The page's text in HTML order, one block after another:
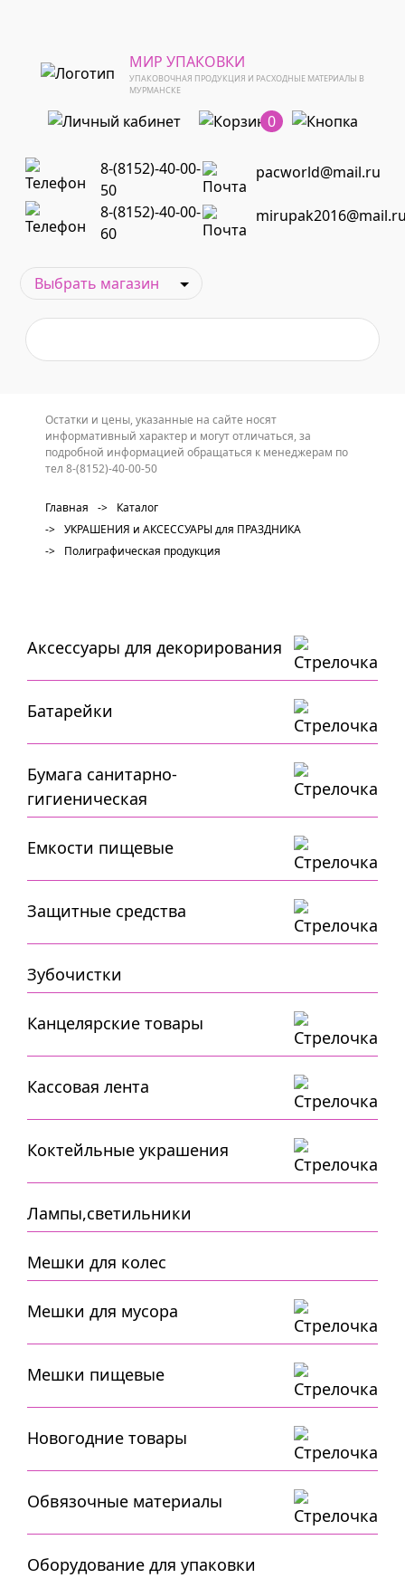
МИР УПАКОВКИ
УПАКОВОЧНАЯ ПРОДУКЦИЯ И РАСХОДНЫЕ МАТЕРИАЛЫ В
МУРМАНСКЕ
0
8-(8152)-40-00-
50
pacworld@mail.ru
8-(8152)-40-00-
60
Остатки и цены, указанные на сайте носят
информативный характер и могут отличаться, за
подробной информацией обращаться к менеджерам по
тел 8-(8152)-40-00-50
Главная ->
Каталог
-> УКРАШЕНИЯ и АКСЕССУАРЫ для ПРАЗДНИКА
->
Полиграфическая продукция
Аксессуары для декорирования
Батарейки
Бумага санитарно-
гигиеническая
Емкости пищевые
Защитные средства
Зубочистки
Канцелярские товары
Кассовая лента
Коктейльные украшения
Лампы,светильники
Мешки для колес
Мешки для мусора
Мешки пищевые
Новогодние товары
Обвязочные материалы
Оборудование для упаковки